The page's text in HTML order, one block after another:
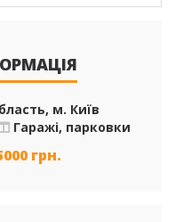
м. Київ
Гаражі, парковки
грн.